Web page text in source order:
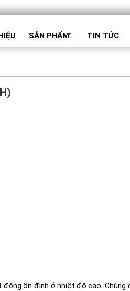
SẢN PHẨM TIN TỨC
ổn định ở nhiệt độ cao. Chúng